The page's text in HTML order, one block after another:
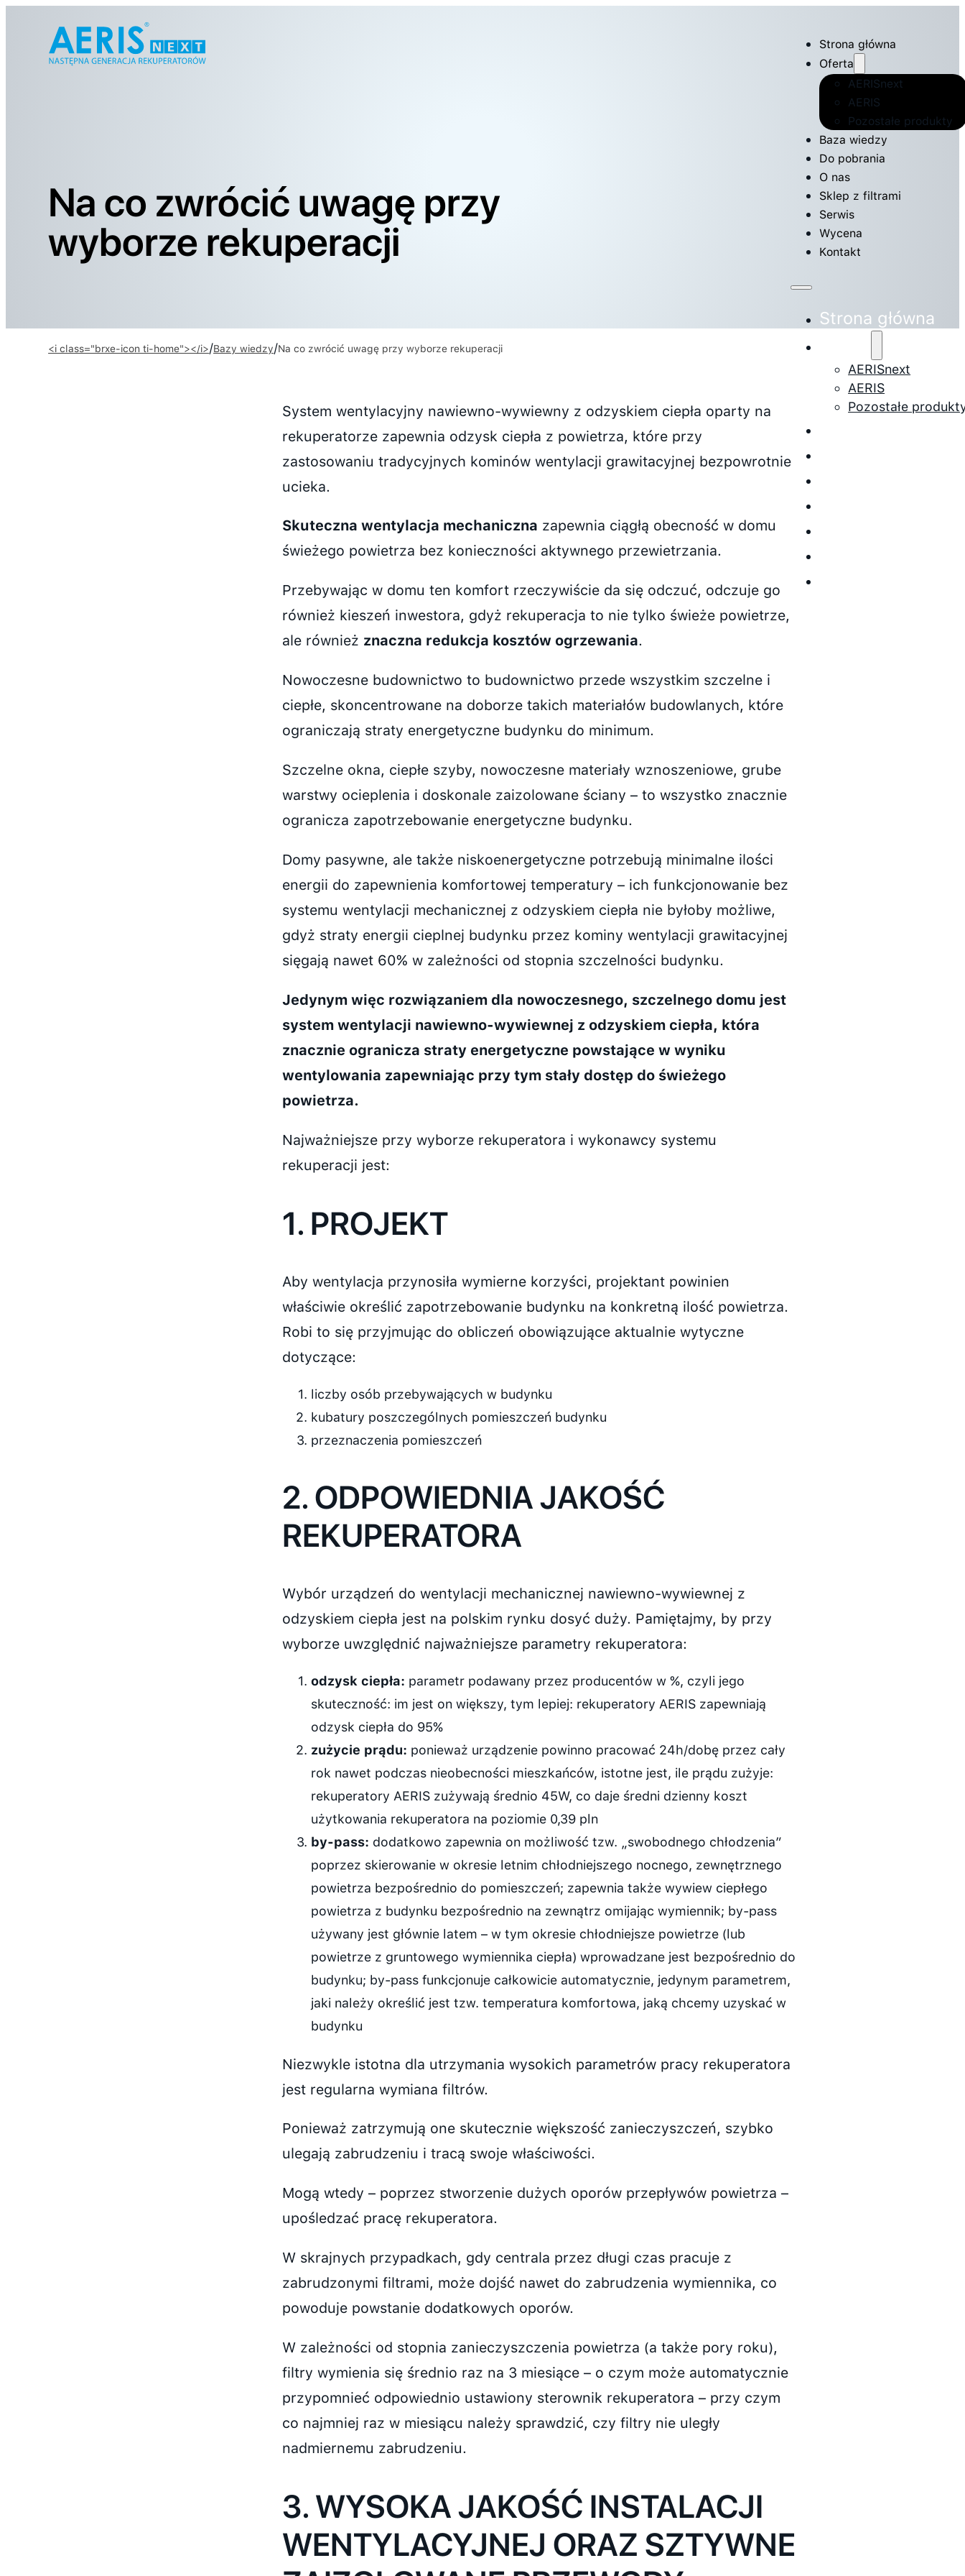
Strona główna
Oferta
AERISnext
AERIS
Pozostałe produkty
Baza wiedzy
Do pobrania
O nas
Sklep z filtrami
Serwis
Wycena
Kontakt
Strona główna
AERISnext
AERIS
Pozostałe
Na co zwrócić uwagę przy
wyborze rekuperacji
<i class="brxe-icon ti-home"></i>/Bazy wiedzy/Na co zwrócić uwagę przy wyborze rekuperacji
System wentylacyjny nawiewno-wywiewny z odzyskiem ciepła oparty na
rekuperatorze zapewnia odzysk ciepła z powietrza, które przy
zastosowaniu tradycyjnych kominów wentylacji grawitacyjnej bezpowrotnie
ucieka.
Skuteczna wentylacja mechaniczna zapewnia ciągłą obecność w domu
świeżego powietrza bez konieczności aktywnego przewietrzania.
Przebywając w domu ten komfort rzeczywiście da się odczuć, odczuje go
również kieszeń inwestora, gdyż rekuperacja to nie tylko świeże powietrze,
ale również znaczna redukcja kosztów ogrzewania.
Nowoczesne budownictwo to budownictwo przede wszystkim szczelne i
ciepłe, skoncentrowane na doborze takich materiałów budowlanych, które
ograniczają straty energetyczne budynku do minimum.
Szczelne okna, ciepłe szyby, nowoczesne materiały wznoszeniowe, grube
warstwy ocieplenia i doskonale zaizolowane ściany – to wszystko znacznie
ogranicza zapotrzebowanie energetyczne budynku.
Domy pasywne, ale także niskoenergetyczne potrzebują minimalne ilości
energii do zapewnienia komfortowej temperatury – ich funkcjonowanie bez
systemu wentylacji mechanicznej z odzyskiem ciepła nie byłoby możliwe,
gdyż straty energii cieplnej budynku przez kominy wentylacji grawitacyjnej
sięgają nawet 60% w zależności od stopnia szczelności budynku.
Jedynym więc rozwiązaniem dla nowoczesnego, szczelnego domu jest
system wentylacji nawiewno-wywiewnej z odzyskiem ciepła, która
znacznie ogranicza straty energetyczne powstające w wyniku
wentylowania zapewniając przy tym stały dostęp do świeżego
powietrza.
Najważniejsze przy wyborze rekuperatora i wykonawcy systemu
rekuperacji jest:
1. PROJEKT
Aby wentylacja przynosiła wymierne korzyści, projektant powinien
właściwie określić zapotrzebowanie budynku na konkretną ilość powietrza.
Robi to się przyjmując do obliczeń obowiązujące aktualnie wytyczne
dotyczące:
liczby osób przebywających w budynku
kubatury poszczególnych pomieszczeń budynku
przeznaczenia pomieszczeń
2. ODPOWIEDNIA JAKOŚĆ
REKUPERATORA
Wybór urządzeń do wentylacji mechanicznej nawiewno-wywiewnej z
odzyskiem ciepła jest na polskim rynku dosyć duży. Pamiętajmy, by przy
wyborze uwzględnić najważniejsze parametry rekuperatora:
odzysk ciepła: parametr podawany przez producentów w %, czyli jego
skuteczność: im jest on większy, tym lepiej: rekuperatory AERIS zapewniają
odzysk ciepła do 95%
zużycie prądu: ponieważ urządzenie powinno pracować 24h/dobę przez cały
rok nawet podczas nieobecności mieszkańców, istotne jest, ile prądu zużyje:
rekuperatory AERIS zużywają średnio 45W, co daje średni dzienny koszt
użytkowania rekuperatora na poziomie 0,39 pln
by-pass: dodatkowo zapewnia on możliwość tzw. „swobodnego chłodzenia”
poprzez skierowanie w okresie letnim chłodniejszego nocnego, zewnętrznego
powietrza bezpośrednio do pomieszczeń; zapewnia także wywiew ciepłego
powietrza z budynku bezpośrednio na zewnątrz omijając wymiennik; by-pass
używany jest głównie latem – w tym okresie chłodniejsze powietrze (lub
powietrze z gruntowego wymiennika ciepła) wprowadzane jest bezpośrednio do
budynku; by-pass funkcjonuje całkowicie automatycznie, jedynym parametrem,
jaki należy określić jest tzw. temperatura komfortowa, jaką chcemy uzyskać w
budynku
Niezwykle istotna dla utrzymania wysokich parametrów pracy rekuperatora
jest regularna wymiana filtrów.
Ponieważ zatrzymują one skutecznie większość zanieczyszczeń, szybko
ulegają zabrudzeniu i tracą swoje właściwości.
Mogą wtedy – poprzez stworzenie dużych oporów przepływów powietrza –
upośledzać pracę rekuperatora.
W skrajnych przypadkach, gdy centrala przez długi czas pracuje z
zabrudzonymi filtrami, może dojść nawet do zabrudzenia wymiennika, co
powoduje powstanie dodatkowych oporów.
W zależności od stopnia zanieczyszczenia powietrza (a także pory roku),
filtry wymienia się średnio raz na 3 miesiące – o czym może automatycznie
przypomnieć odpowiednio ustawiony sterownik rekuperatora – przy czym
co najmniej raz w miesiącu należy sprawdzić, czy filtry nie uległy
nadmiernemu zabrudzeniu.
3. WYSOKA JAKOŚĆ INSTALACJI
WENTYLACYJNEJ ORAZ SZTYWNE